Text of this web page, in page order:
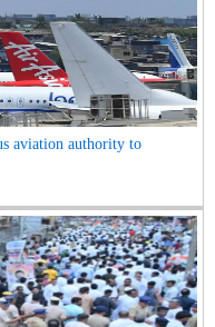
aviation authority to